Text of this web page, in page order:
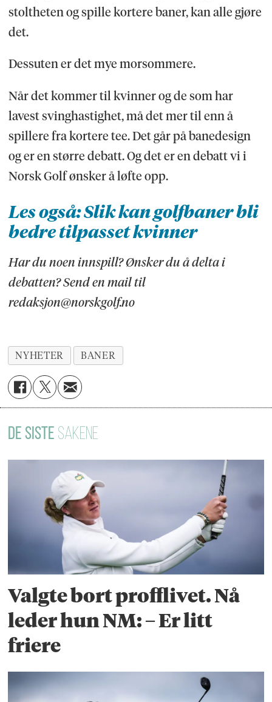
stoltheten og spille kortere baner, kan alle gjøre
det.
Dessuten er det mye morsommere.
Når det kommer til kvinner og de som har
lavest svinghastighet, må det mer til enn å
spillere fra kortere tee. Det går på banedesign
og er en større debatt. Og det er en debatt vi i
Norsk Golf ønsker å løfte opp.
Les også: Slik kan golfbaner bli
bedre tilpasset kvinner
Har du noen innspill? Ønsker du å delta i
debatten? Send en mail til
redaksjon@norskgolf.no
NYHETER BANER
DE SISTE SAKENE
Valgte bort profflivet. Nå
leder hun NM: – Er litt
friere